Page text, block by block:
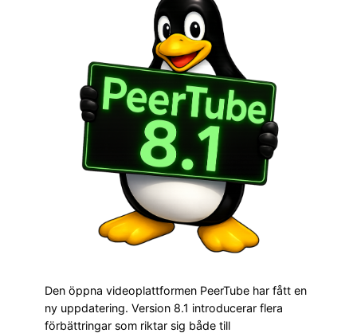
Den öppna videoplattformen PeerTube har fått en
ny uppdatering. Version 8.1 introducerar flera
förbättringar som riktar sig både till